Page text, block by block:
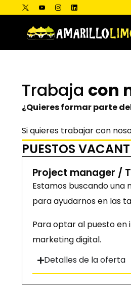
Trabaja con
¿Quieres formar parte
Si quieres trabajar con
PUESTOS
Project manager /
Estamos buscando
para ayudarnos en las
Para optar al puesto
marketing digital.
Detalles de la oferta